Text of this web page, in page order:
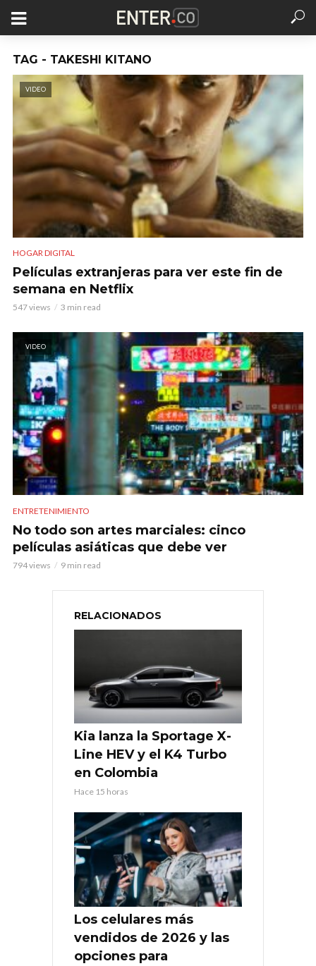
TAG - TAKESHI KITANO
VIDEO
HOGAR DIGITAL
Películas extranjeras para ver este fin de
semana en Netflix
547 views 3 min read
VIDEO
ENTRETENIMIENTO
No todo son artes marciales: cinco
películas asiáticas que debe ver
794 views 9 min read
RELACIONADOS
Kia lanza la Sportage X-
Line HEV y el K4 Turbo
en Colombia
Hace 15 horas
Los celulares más
vendidos de 2026 y las
opciones para